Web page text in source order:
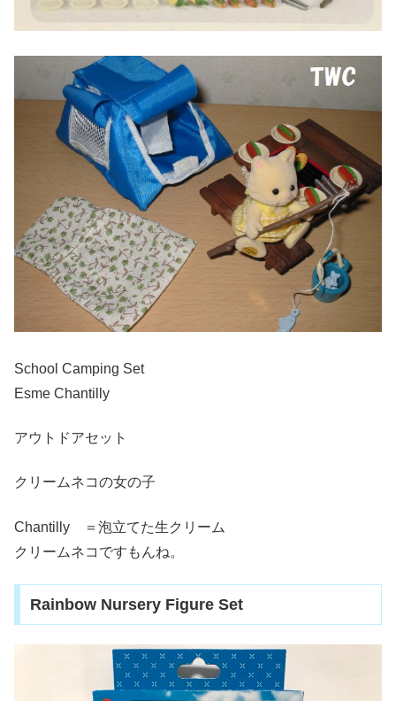
School Camping Set
Esme Chantilly
アウトドアセット
クリームネコの女の子
Chantilly ＝泡立てた生クリーム
クリームネコですもんね。
Rainbow Nursery Figure Set